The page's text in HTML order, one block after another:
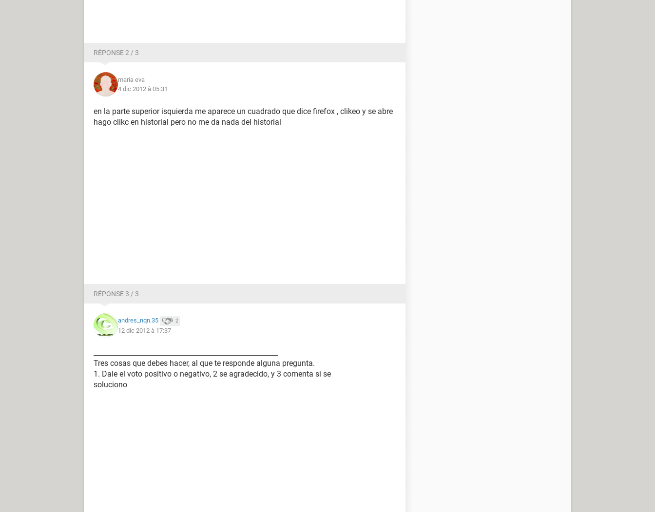
RÉPONSE 2 / 3
maria eva
4 dic 2012 à 05:31
en la parte superior isquierda me aparece un cuadrado que dice firefox , clikeo y se abre
hago clikc en historial pero no me da nada del historial
RÉPONSE 3 / 3
andres_nqn.35 2
12 dic 2012 à 17:37
Tres cosas que debes hacer, al que te responde alguna pregunta.
1. Dale el voto positivo o negativo, 2 se agradecido, y 3 comenta si se
soluciono